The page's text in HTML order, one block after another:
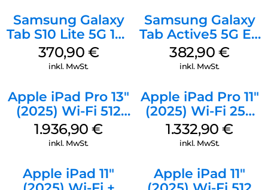
Samsung Galaxy
Tab S10 Lite 5G 128
GB Silver
370,90 €
inkl. MwSt.
Samsung Galaxy
Tab Active5 5G EE
128 GB Black
382,90€
inkl. MwSt.
Apple iPad Pro 13″
(2025) Wi-Fi 512
GB Standardglas
Space Schwarz
1.936,90€
inkl. MwSt.
Apple iPad Pro 11″
(2025) Wi-Fi 256
GB Standardglas
Silber
1.332,90€
inkl. MwSt.
Apple iPad 11″
Apple iPad 11″